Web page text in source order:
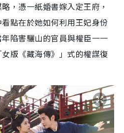
，憑一紙婚書嫁入定王府，
點在於她如何利用王妃身份
陷害驪山的官員與權臣一一
版《藏海傳》」式的權謀復